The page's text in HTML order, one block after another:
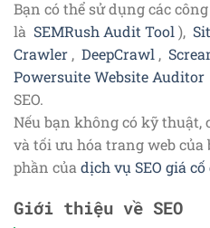
Bạn có thể sử dụng các
là SEMRush Audit Tool ),
Crawler , DeepCrawl ,
Powersuite Website Auditor
SEO.
Nếu bạn không có kỹ thuật,
và tối ưu hóa trang web
phần của dịch vụ SEO giá
Giới thiệu về SEO